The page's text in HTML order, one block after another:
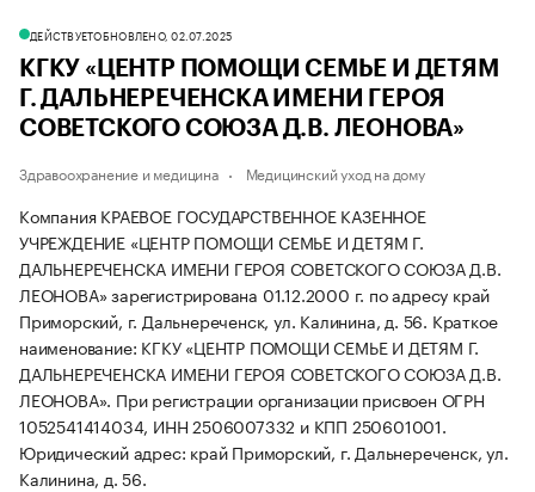
ДЕЙСТВУЕТОБНОВЛЕНО, 02.07.2025
КГКУ «ЦЕНТР ПОМОЩИ СЕМЬЕ И ДЕТЯМ
Г. ДАЛЬНЕРЕЧЕНСКА ИМЕНИ ГЕРОЯ
СОВЕТСКОГО СОЮЗА Д.В. ЛЕОНОВА»
Здравоохранение и медицина Медицинский уход на дому
Компания КРАЕВОЕ ГОСУДАРСТВЕННОЕ КАЗЕННОЕ
УЧРЕЖДЕНИЕ «ЦЕНТР ПОМОЩИ СЕМЬЕ И ДЕТЯМ Г.
ДАЛЬНЕРЕЧЕНСКА ИМЕНИ ГЕРОЯ СОВЕТСКОГО СОЮЗА Д.В.
ЛЕОНОВА» зарегистрирована 01.12.2000 г. по адресу край
Приморский, г. Дальнереченск, ул. Калинина, д. 56. Краткое
наименование: КГКУ «ЦЕНТР ПОМОЩИ СЕМЬЕ И ДЕТЯМ Г.
ДАЛЬНЕРЕЧЕНСКА ИМЕНИ ГЕРОЯ СОВЕТСКОГО СОЮЗА Д.В.
ЛЕОНОВА». При регистрации организации присвоен ОГРН
1052541414034, ИНН 2506007332 и КПП 250601001.
Юридический адрес: край Приморский, г. Дальнереченск, ул.
Калинина, д. 56.